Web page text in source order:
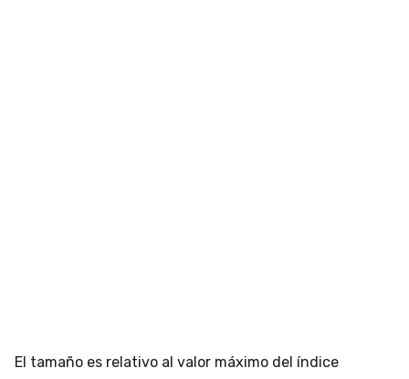
El tamaño es relativo al valor máximo del índice